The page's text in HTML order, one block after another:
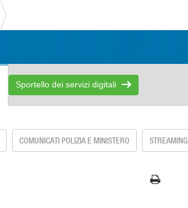
Sportello dei servizi digitali
COMUNICATI POLIZIA E MINISTERO STREAMING